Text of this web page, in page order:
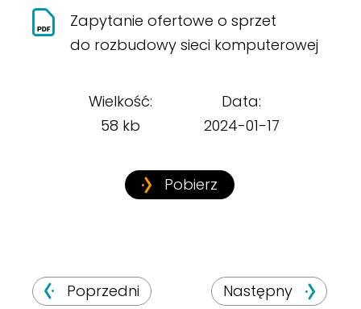
Zapytanie ofertowe o sprzet
do rozbudowy sieci komputerowej
Wielkość:
58 kb
Data:
2024-01-17
Pobierz
Poprzedni Następny